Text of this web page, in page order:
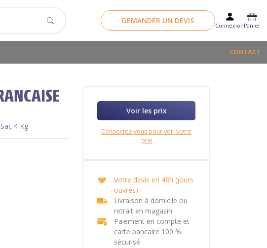
DEMANDER UN DEVIS
ConnexionPanier
CONTACT
4 Kg
Voir les prix
Connectez-vous pour voir votre
prix
Votre devis en 48h (jours
ouvrés)
Livraison à domicile ou
retrait en magasin
Paiement en compte et
carte bancaire 100 %
sécurisé